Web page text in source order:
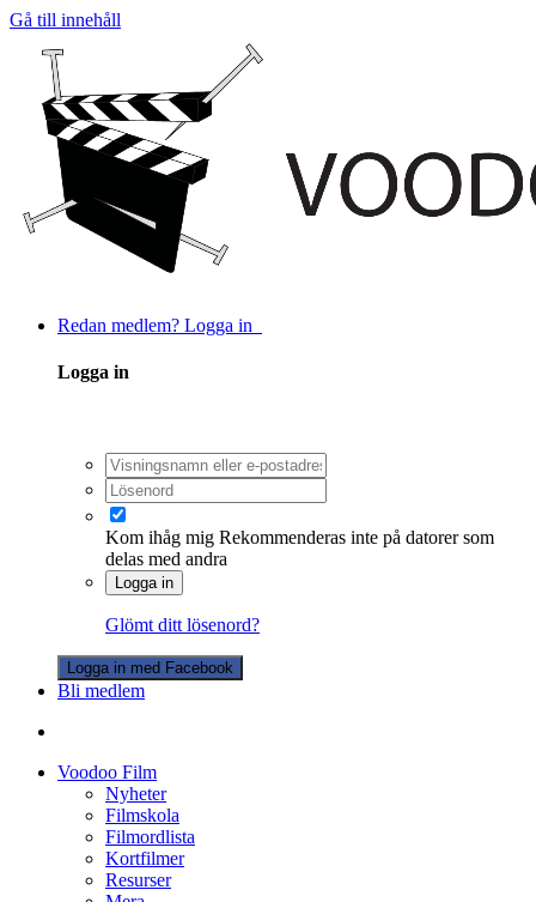
Gå till innehåll
Redan medlem? Logga in
Logga in
Kom ihåg mig Rekommenderas inte på datorer som
delas med andra
Logga in
Glömt ditt lösenord?
Logga in med Facebook
Bli medlem
Voodoo Film
Nyheter
Filmskola
Filmordlista
Kortfilmer
Resurser